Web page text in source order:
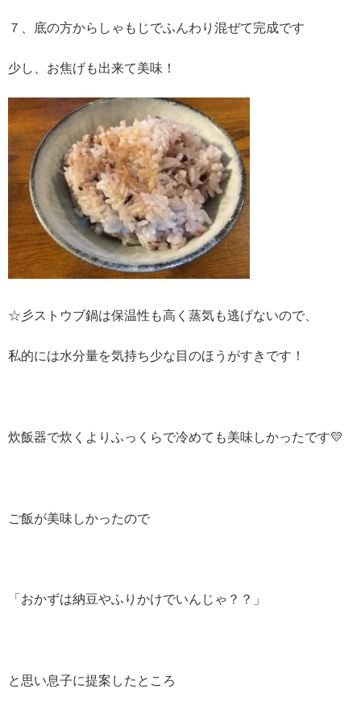
７、底の方からしゃもじでふんわり混ぜて完成です
少し、お焦げも出来て美味！
☆彡ストウブ鍋は保温性も高く蒸気も逃げないので、
私的には水分量を気持ち少な目のほうがすきです！
炊飯器で炊くよりふっくらで冷めても美味しかったです💛
ご飯が美味しかったので
「おかずは納豆やふりかけでいんじゃ？？」
と思い息子に提案したところ